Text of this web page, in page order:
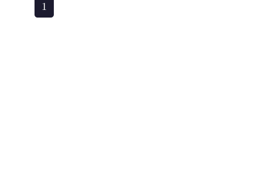
trưởng các đơn vị trực thuộc Bộ; Giám đốc Công an các tỉnh,
1